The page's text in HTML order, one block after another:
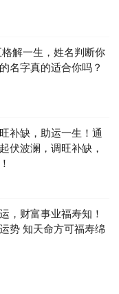
解一生，姓名判断你
名字真的适合你吗？
补缺，助运一生！通
伏波澜，调旺补缺，
，财富事业福寿知！
势 知天命方可福寿绵